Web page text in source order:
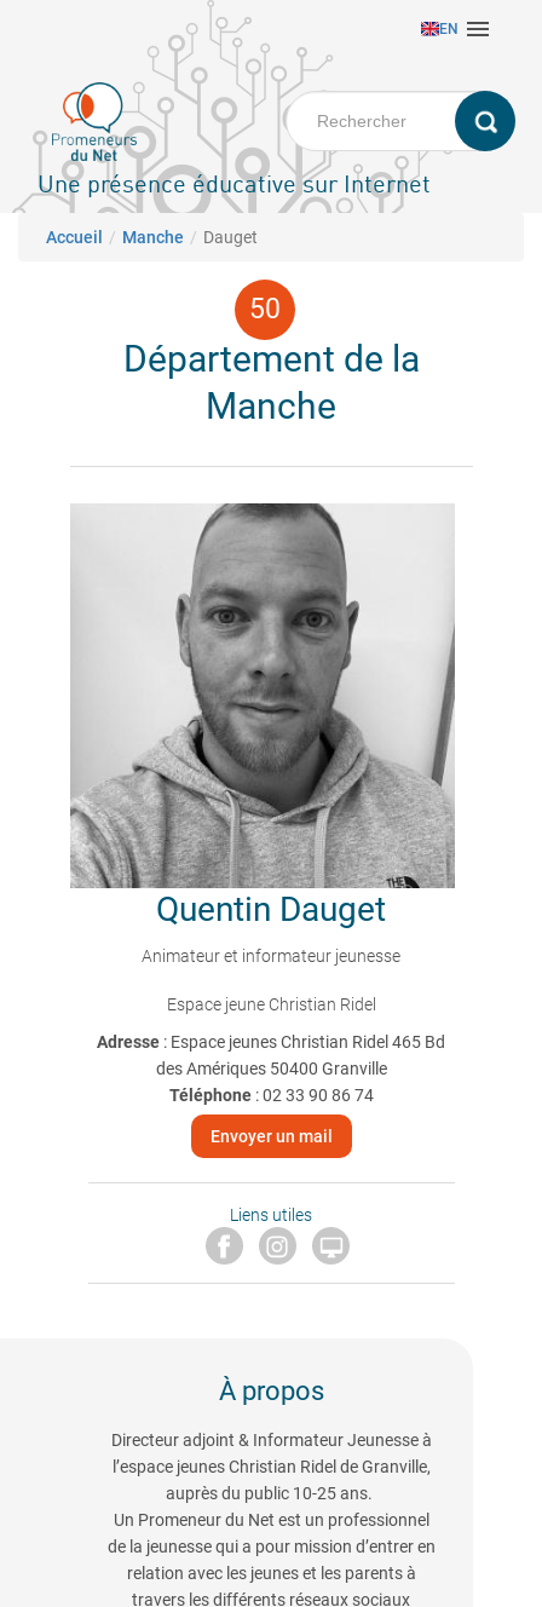
principal
EN 
Une présence éducative sur Internet
Fil d'Ariane
Accueil Manche Dauget
Département de la
Manche
Quentin Dauget
Animateur et informateur jeunesse
Espace jeune Christian Ridel
Adresse : Espace jeunes Christian Ridel 465 Bd
des Amériques 50400 Granville
Téléphone:02 33 90 86 74
Envoyer un mail
Liens utiles

À propos
Directeur adjoint & Informateur Jeunesse à
l’espace jeunes Christian Ridel de Granville,
auprès du public 10-25 ans.
Un Promeneur du Net est un professionnel
de la jeunesse qui a pour mission d’entrer en
relation avec les jeunes et les parents à
travers les différents réseaux sociaux